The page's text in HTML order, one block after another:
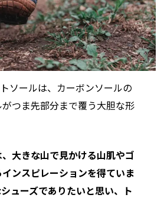
ソールは、カーボンソールの
つま先部分まで覆う大胆な形
大きな山で見かける山肌やゴ
ンスピレーションを得ていま
ューズでありたいと思い、ト